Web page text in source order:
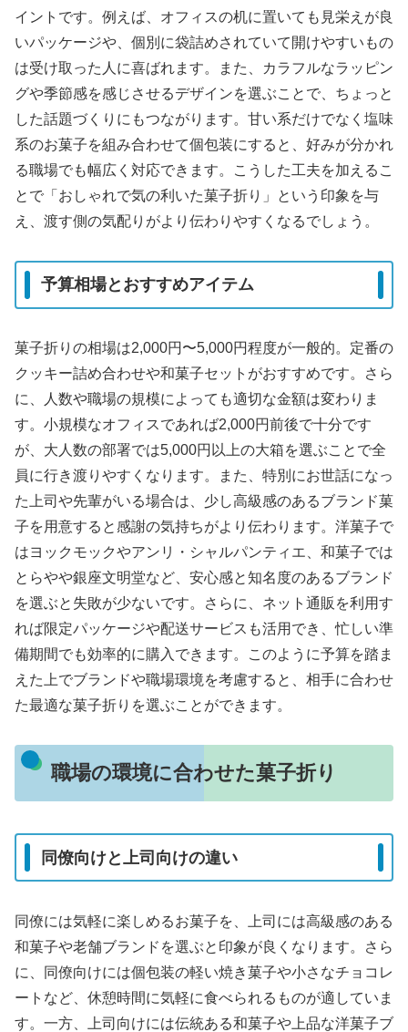
イントです。例えば、オフィスの机に置いても見栄えが良
いパッケージや、個別に袋詰めされていて開けやすいもの
は受け取った人に喜ばれます。また、カラフルなラッピン
グや季節感を感じさせるデザインを選ぶことで、ちょっと
した話題づくりにもつながります。甘い系だけでなく塩味
系のお菓子を組み合わせて個包装にすると、好みが分かれ
る職場でも幅広く対応できます。こうした工夫を加えるこ
とで「おしゃれで気の利いた菓子折り」という印象を与
え、渡す側の気配りがより伝わりやすくなるでしょう。
予算相場とおすすめアイテム
菓子折りの相場は2,000円〜5,000円程度が一般的。定番の
クッキー詰め合わせや和菓子セットがおすすめです。さら
に、人数や職場の規模によっても適切な金額は変わりま
す。小規模なオフィスであれば2,000円前後で十分です
が、大人数の部署では5,000円以上の大箱を選ぶことで全
員に行き渡りやすくなります。また、特別にお世話になっ
た上司や先輩がいる場合は、少し高級感のあるブランド菓
子を用意すると感謝の気持ちがより伝わります。洋菓子で
はヨックモックやアンリ・シャルパンティエ、和菓子では
とらやや銀座文明堂など、安心感と知名度のあるブランド
を選ぶと失敗が少ないです。さらに、ネット通販を利用す
れば限定パッケージや配送サービスも活用でき、忙しい準
備期間でも効率的に購入できます。このように予算を踏ま
えた上でブランドや職場環境を考慮すると、相手に合わせ
た最適な菓子折りを選ぶことができます。
職場の環境に合わせた菓子折り
同僚向けと上司向けの違い
同僚には気軽に楽しめるお菓子を、上司には高級感のある
和菓子や老舗ブランドを選ぶと印象が良くなります。さら
に、同僚向けには個包装の軽い焼き菓子や小さなチョコレ
ートなど、休憩時間に気軽に食べられるものが適していま
す。一方、上司向けには伝統ある和菓子や上品な洋菓子ブ